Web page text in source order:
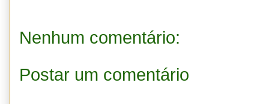
Nenhum comentário:
Postar um comentário